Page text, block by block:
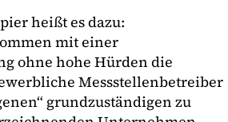
heißt es dazu:
mit einer
ohne hohe Hürden die
Messstellenbetreiber
grundzuständigen zu